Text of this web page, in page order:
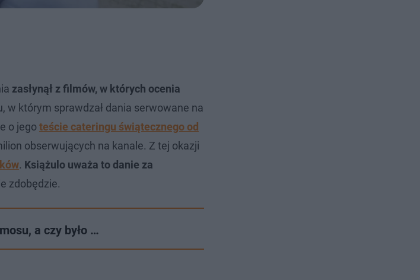
zasłynął z filmów, w których ocenia
w którym sprawdzał dania serwowane na
o jego teście cateringu świątecznego od
obserwujących na kanale. Z tej okazji
. Książulo uważa to danie za
zdobędzie.
a czy było …